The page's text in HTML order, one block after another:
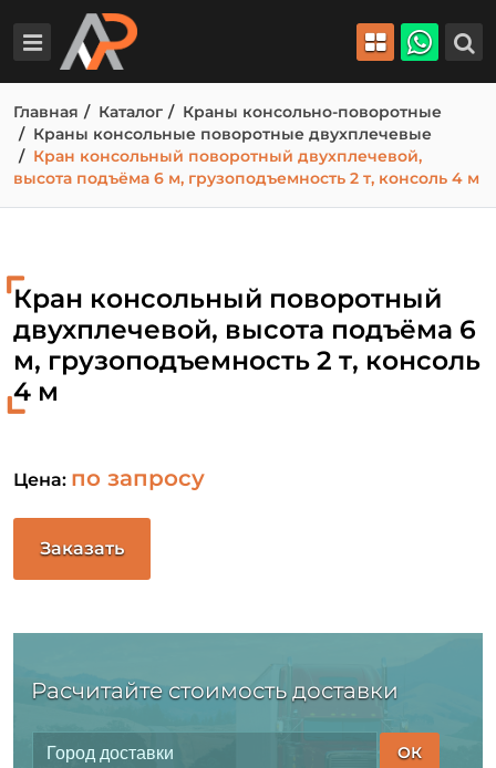
Главная Каталог
Краны консольно-поворотные
Краны консольные поворотные двухплечевые
Кран консольный поворотный двухплечевой,
высота подъёма 6 м, грузоподъемность 2 т, консоль 4 м
Кран консольный поворотный
двухплечевой, высота подъёма 6
м, грузоподъемность 2 т, консоль
4 м
Цена: по запросу
Заказать
Расчитайте стоимость доставки
ОК